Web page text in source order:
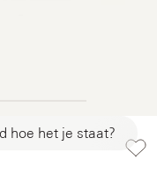
hoe het je staat?